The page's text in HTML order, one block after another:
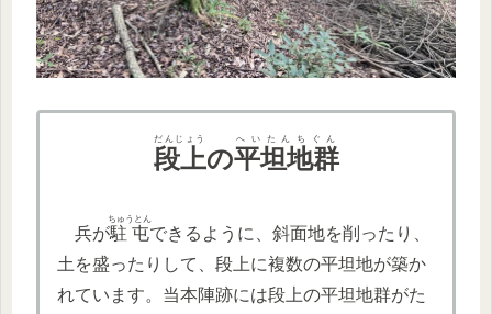
段上
だんじょう
の平坦地群
へいたんちぐん
兵が駐屯
ちゅうとん
できるように、斜面地を削ったり、
土を盛ったりして、段上に複数の平坦地が築か
れています。当本陣跡には段上の平坦地群がた